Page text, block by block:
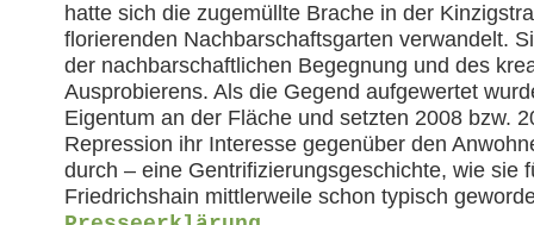
hatte sich die zugemüllte Brache in der
florierenden Nachbarschaftsgarten verwandelt.
der nachbarschaftlichen Begegnung und des
Ausprobierens. Als die Gegend aufgewertet
Eigentum an der Fläche und setzten 2008 bzw.
Repression ihr Interesse gegenüber den
durch – eine Gentrifizierungsgeschichte, wie sie
Friedrichshain mittlerweile schon typisch